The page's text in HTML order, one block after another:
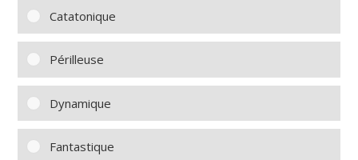
Catatonique
Périlleuse
Dynamique
Fantastique